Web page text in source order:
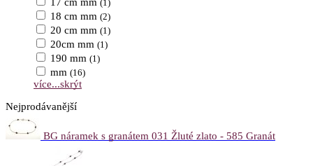
(1)
18 cm mm (2)
20 cm mm (1)
20cm mm (1)
190 mm (1)
mm (16)
více...skrýt
Nejprodávanější
BG náramek s granátem 031 Žluté zlato - 585 Granát